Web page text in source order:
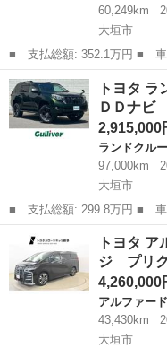
60,249km
大垣市
■ 支払総額: 352.1万円 ■ 車両本体価格： 3,380,000 円 ■ メーカ
ー名： トヨタ ■ 車種名：
リッドＳ－Ｚ 左右パワー
ッシュス...
岐阜 大垣市 ヴォクシ
トヨタ
ＤＤナ
2,915,000
ランドクル
97,000km
大垣市
■ 支払総額: 299.8万円 ■ 車両本体価格： 2,915,000 円 ■ メーカ
ー名： トヨタ ■ 車種名：
名： ＴＸ 純正ＨＤＤナ
Ｂｌｕｅ...
岐阜 ランド
トヨタ
ジ プリ
4,260,000
アルファード
43,430km
大垣市